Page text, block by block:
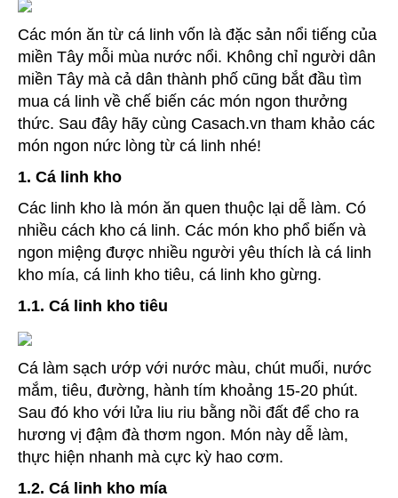
Các món ăn từ cá linh vốn là đặc sản nổi tiếng của
miền Tây mỗi mùa nước nổi. Không chỉ người dân
miền Tây mà cả dân thành phố cũng bắt đầu tìm
mua cá linh về chế biến các món ngon thưởng
thức. Sau đây hãy cùng Casach.vn tham khảo các
món ngon nức lòng từ cá linh nhé!
1. Cá linh kho
Các linh kho là món ăn quen thuộc lại dễ làm. Có
nhiều cách kho cá linh. Các món kho phổ biến và
ngon miệng được nhiều người yêu thích là cá linh
kho mía, cá linh kho tiêu, cá linh kho gừng.
1.1. Cá linh kho tiêu
Cá làm sạch ướp với nước màu, chút muối, nước
mắm, tiêu, đường, hành tím khoảng 15-20 phút.
Sau đó kho với lửa liu riu bằng nồi đất để cho ra
hương vị đậm đà thơm ngon. Món này dễ làm,
thực hiện nhanh mà cực kỳ hao cơm.
1.2. Cá linh kho mía